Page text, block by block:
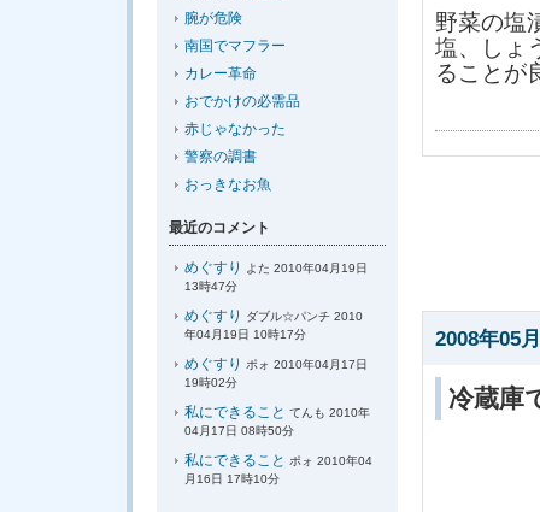
野菜の塩
塩、しょ
ることが
2008年05
冷蔵庫
腕が危険
南国でマフラー
カレー革命
おでかけの必需品
赤じゃなかった
警察の調書
おっきなお魚
最近のコメント
めぐすり よた 2010年04月19日
13時47分
めぐすり
ダブル☆パンチ 2010
年04月19日 10時17分
めぐすり
ポォ 2010年04月17日
19時02分
私にできること てんも 2010年
04月17日 08時50分
私にできること ポォ 2010年04
月16日 17時10分